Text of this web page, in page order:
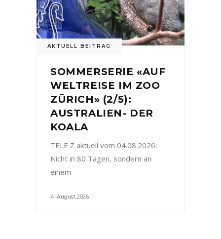
AKTUELL BEITRAG
SOMMERSERIE «AUF
WELTREISE IM ZOO
ZÜRICH» (2/5):
AUSTRALIEN- DER
KOALA
TELE Z aktuell vom 04.08.2026:
Nicht in 80 Tagen, sondern an
einem
4. August 2026